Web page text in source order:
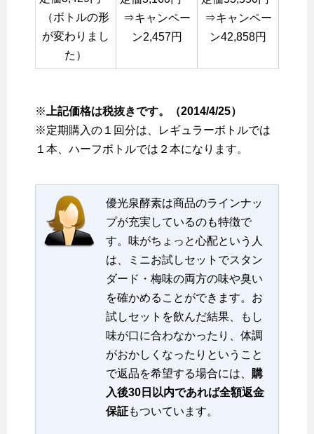
（ボトルの形
が変わりまし
た）
⇒キャンペー
ン2,457円
⇒キャンペー
ン42,858円
※
上記価格は税抜きです。（2014/4/25）
※定期購入の１回分は、レギュラーボトルでは
１本、ハーフボトルでは２本になります。
優光泉酵素は商品のラインナッ
プが充実しているのも特徴で
す。味がちょっと心配という人
は、ミニお試しセットでスタン
ダード・梅味の両方の味や臭い
を確かめることができます。お
試しセットを飲んだ結果、もし
味が口に合わなかったり、体調
がおかしくなったりということ
で返品を希望する場合には、 購
入後30日以内であれば全額返金
保証もついています。